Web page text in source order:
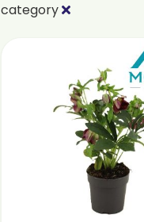
category